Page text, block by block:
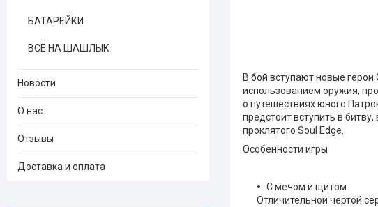
В бой вступают новые
использованием оружия,
о путешествиях юного
предстоит вступить в
проклятого Soul Edge.
Особенности игры
С мечом и щитом
Отличительной чертой
БАТАРЕЙКИ
ВСЁ НА ШАШЛЫК
Новости
О нас
Отзывы
Доставка и оплата